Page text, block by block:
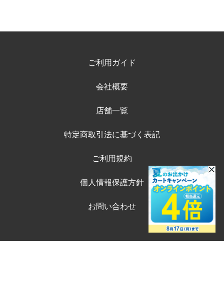
ご利用ガイド
会社概要
店舗一覧
特定商取引法に基づく表記
ご利用規約
個人情報保護方針
お問い合わせ